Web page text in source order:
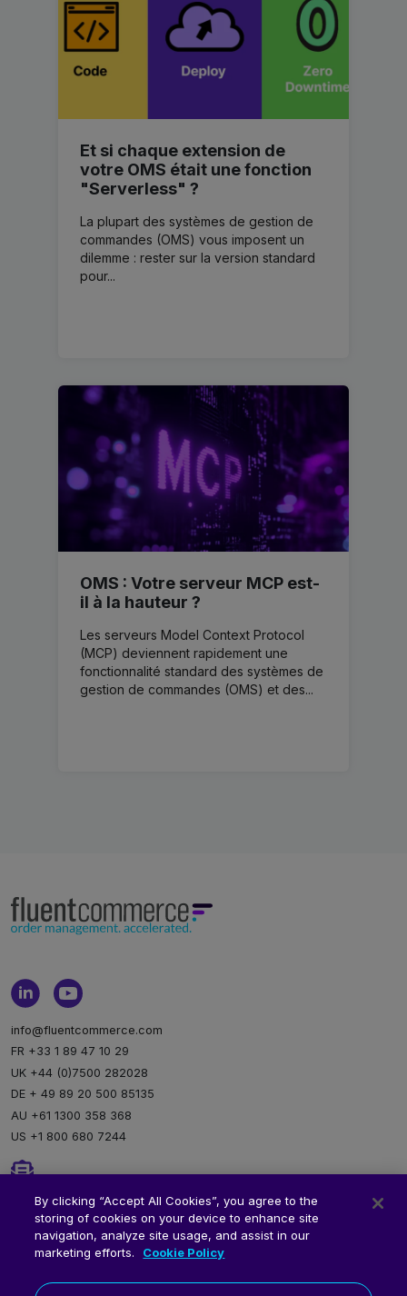
Et si chaque extension de
votre OMS était une fonction
"Serverless" ?
La plupart des systèmes de gestion de
commandes (OMS) vous imposent un
dilemme : rester sur la version standard
pour...
OMS : Votre serveur MCP est-
il à la hauteur ?
Les serveurs Model Context Protocol
(MCP) deviennent rapidement une
fonctionnalité standard des systèmes de
gestion de commandes (OMS) et des...
info@fluentcommerce.com
FR +33 1 89 47 10 29
UK +44 (0)7500 282028
DE + 49 89 20 500 85135
AU +61 1300 358 368
US +1 800 680 7244
Newsletter
Inscription à notre newsletter
By clicking “Accept All Cookies”, you agree to the
storing of cookies on your device to enhance site
navigation, analyze site usage, and assist in our
marketing efforts.
Cookie Policy